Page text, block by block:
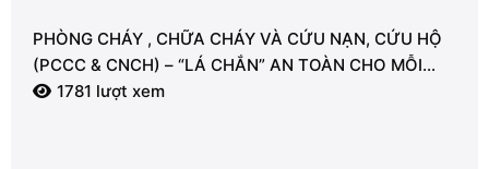
PHÒNG CHÁY , CHỮA CHÁY VÀ CỨU NẠN, CỨU HỘ
(PCCC & CNCH) – “LÁ CHẮN” AN TOÀN CHO MỖI
NGƯỜI
1781 lượt xem